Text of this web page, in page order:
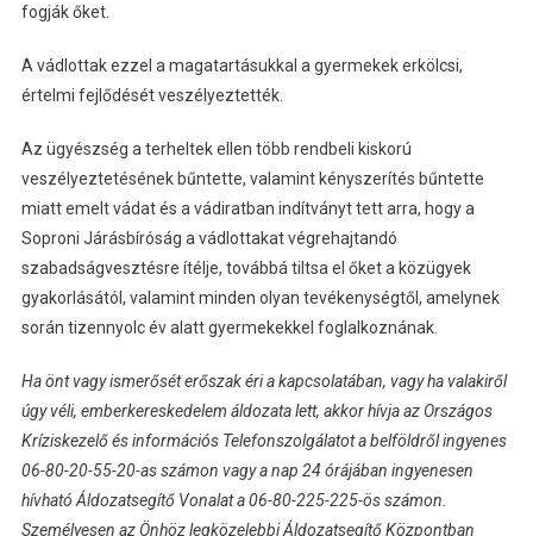
fogják őket.
A vádlottak ezzel a magatartásukkal a gyermekek erkölcsi,
értelmi fejlődését veszélyeztették.
Az ügyészség a terheltek ellen több rendbeli kiskorú
veszélyeztetésének bűntette, valamint kényszerítés bűntette
miatt emelt vádat és a vádiratban indítványt tett arra, hogy a
Soproni Járásbíróság a vádlottakat végrehajtandó
szabadságvesztésre ítélje, továbbá tiltsa el őket a közügyek
gyakorlásától, valamint minden olyan tevékenységtől, amelynek
során tizennyolc év alatt gyermekekkel foglalkoznának.
Ha önt vagy ismerősét erőszak éri a kapcsolatában, vagy ha valakiről
úgy véli, emberkereskedelem áldozata lett, akkor hívja az Országos
Kríziskezelő és információs Telefonszolgálatot a belföldről ingyenes
06-80-20-55-20-as számon vagy a nap 24 órájában ingyenesen
hívható Áldozatsegítő Vonalat a 06-80-225-225-ös számon.
Személyesen az Önhöz legközelebbi Áldozatsegítő Központban